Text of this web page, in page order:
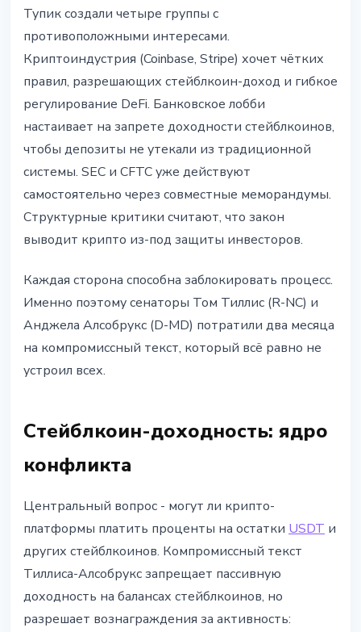
Тупик создали четыре группы с
противоположными интересами.
Криптоиндустрия (Coinbase, Stripe) хочет чётких
правил, разрешающих стейблкоин-доход и гибкое
регулирование DeFi. Банковское лобби
настаивает на запрете доходности стейблкоинов,
чтобы депозиты не утекали из традиционной
системы. SEC и CFTC уже действуют
самостоятельно через совместные меморандумы.
Структурные критики считают, что закон
выводит крипто из-под защиты инвесторов.
Каждая сторона способна заблокировать процесс.
Именно поэтому сенаторы Том Тиллис (R-NC) и
Анджела Алсобрукс (D-MD) потратили два месяца
на компромиссный текст, который всё равно не
устроил всех.
Стейблкоин-доходность: ядро
конфликта
Центральный вопрос - могут ли крипто-
платформы платить проценты на остатки USDT и
других стейблкоинов. Компромиссный текст
Тиллиса-Алсобрукс запрещает пассивную
доходность на балансах стейблкоинов, но
разрешает вознаграждения за активность: